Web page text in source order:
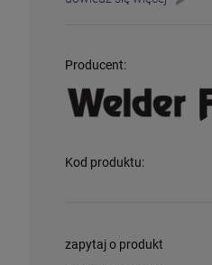
Producent:
Kod produktu:
zapytaj o produkt